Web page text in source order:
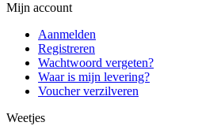
Mijn account
Aanmelden
Registreren
Wachtwoord vergeten?
Waar is mijn levering?
Voucher verzilveren
Weetjes